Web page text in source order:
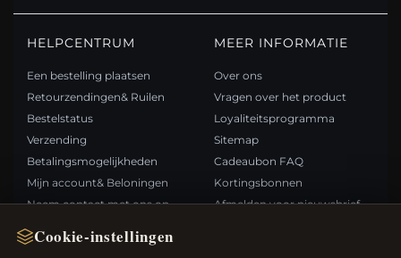
Cookie-instellingen
HELPCENTRUM
Een bestelling plaatsen
Retourzendingen& Ruilen
Bestelstatus
Verzending
Betalingsmogelijkheden
Mijn account& Beloningen
Neem contact met ons op
MEER INFORMATIE
Over ons
Vragen over het product
Loyaliteitsprogramma
Sitemap
Cadeaubon FAQ
Kortingsbonnen
Afmelden voor nieuwsbrief